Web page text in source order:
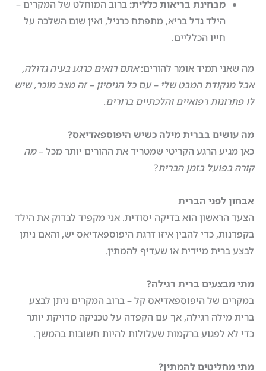
מבחינת בריאות כללית: ברוב המוחלט של המקרים –
הילד גדל בריא, מתפתח כרגיל, ואין שום השלכה על
חייו הכלליים.
מה שאני תמיד אומר להורים:אתם רואים כרגע בעיה גדולה,
אבל מנקודת המבט שלי – עם כל הניסיון – זה מצב מוכר, שיש
לו פתרונות רפואיים והלכתיים ברורים.
מה עושים בברית מילה כשיש היפוספאדיאס?
כאן מגיע הרגע הקריטי שמטריד את ההורים יותר מכל –מה
קורה בפועל בזמן הברית?
אבחון לפני הברית
הצעד הראשון הוא בדיקה יסודית. אני מקפיד לבדוק את הילד
בקפדנות, כדי להבין איזו דרגת היפוספאדיאס יש, והאם ניתן
לבצע ברית מיידית או שעדיף להמתין.
מתי מבצעים ברית רגילה?
במקרים של היפוספאדיאס קל – ברוב המקרים ניתן לבצע
ברית מילה רגילה, אך עם הקפדה על טכניקה מדויקת יותר
כדי לא לפגוע ברקמות שעלולות להיות חשובות בהמשך.
מתי מחליטים להמתין?